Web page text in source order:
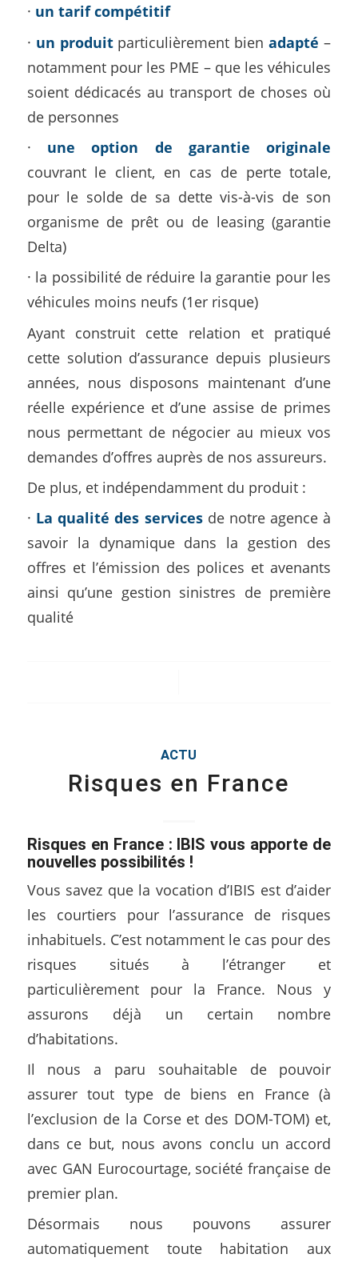
· un tarif compétitif
· un produitparticulièrement bienadapté –
notamment pour les PME – que les véhicules
soient dédicacés au transport de choses où
de personnes
· une option de garantie originale
couvrant le client, en cas de perte totale,
pour le solde de sa dette vis-à-vis de son
organisme de prêt ou de leasing (garantie
Delta)
· la possibilité de réduire la garantie pour les
véhicules moins neufs (1er risque)
Ayant construit cette relation et pratiqué
cette solution d’assurance depuis plusieurs
années, nous disposons maintenant d’une
réelle expérience et d’une assise de primes
nous permettant de négocier au mieux vos
demandes d’offres auprès de nos assureurs.
De plus, et indépendamment du produit :
· La qualité des servicesde notre agence à
savoir la dynamique dans la gestion des
offres et l’émission des polices et avenants
ainsi qu’une gestion sinistres de première
qualité
ACTU
Risques en France
Risques en France : IBIS vous apporte de
nouvelles possibilités !
Vous savez que la vocation d’IBIS est d’aider
les courtiers pour l’assurance de risques
inhabituels. C’est notamment le cas pour des
risques situés à l’étranger et
particulièrement pour la France. Nous y
assurons déjà un certain nombre
d’habitations.
Il nous a paru souhaitable de pouvoir
assurer tout type de biens en France (à
l’exclusion de la Corse et des DOM-TOM) et,
dans ce but, nous avons conclu un accord
avec GAN Eurocourtage, société française de
premier plan.
Désormais nous pouvons assurer
automatiquement toute habitation aux